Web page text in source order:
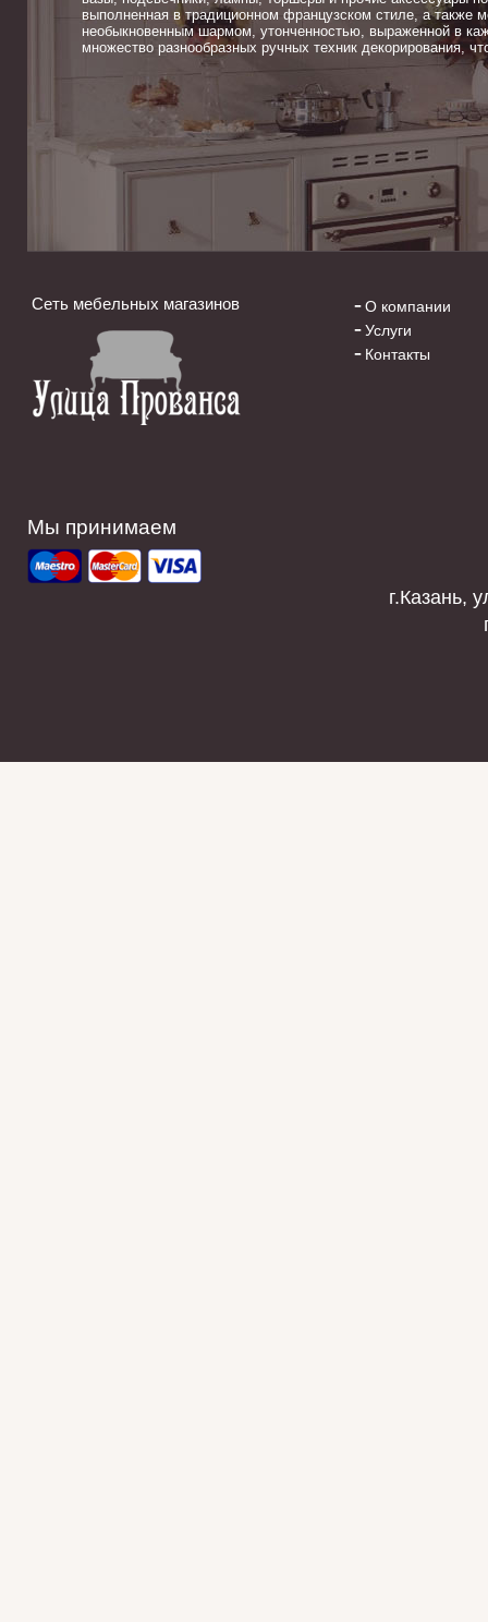
выполненная в традиционном французском стиле, а также
необыкновенным шармом, утонченностью, выраженной в
множество разнообразных ручных техник декорирования,
Сеть мебельных магазинов
О компании
Услуги
Контакты
Мы принимаем
г.Казань,